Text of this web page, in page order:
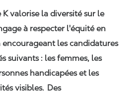
K valorise la diversité sur le
à respecter l'équité en
les candidatures
suivants : les femmes, les
handicapées et les
visibles. Des